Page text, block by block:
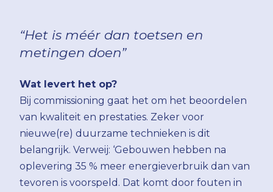
“Het is méér dan toetsen en
metingen doen”
Wat levert het op?
Bij commissioning gaat het om het beoordelen
van kwaliteit en prestaties. Zeker voor
nieuwe(re) duurzame technieken is dit
belangrijk. Verweij: ‘Gebouwen hebben na
oplevering 35 % meer energieverbruik dan van
tevoren is voorspeld. Dat komt door fouten in